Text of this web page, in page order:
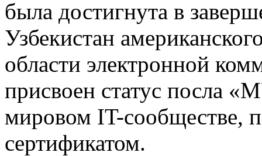
была достигнута в
Узбекистан
области электронной
присвоен статус посла
мировом IT-сообществе,
сертификатом.